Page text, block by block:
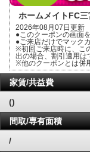
ホームメイトFC
2026年08月07日更新
●このクーポンの画面
●ご来店だけでマック
※初回ご来店時に、こ
出の場合、割引適用は
※他のクーポンとは併
家賃/共益費
()
間取/専有面積
/